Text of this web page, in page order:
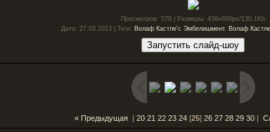
Просмотров: 579 | Размеры: 439x600px/130.1Kb
Дата: 27.03.2013 | Теги: Волаф Кастле'с Эмбелишмент, Волаф
« Предыдущая| 20 21 22 23 24[25] 26 27 28 29 30|